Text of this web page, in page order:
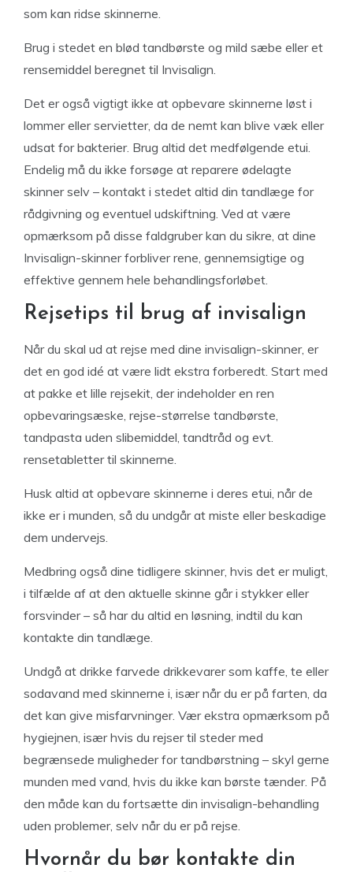
som kan ridse skinnerne.
Brug i stedet en blød tandbørste og mild sæbe eller et
rensemiddel beregnet til Invisalign.
Det er også vigtigt ikke at opbevare skinnerne løst i
lommer eller servietter, da de nemt kan blive væk eller
udsat for bakterier. Brug altid det medfølgende etui.
Endelig må du ikke forsøge at reparere ødelagte
skinner selv – kontakt i stedet altid din tandlæge for
rådgivning og eventuel udskiftning. Ved at være
opmærksom på disse faldgruber kan du sikre, at dine
Invisalign-skinner forbliver rene, gennemsigtige og
effektive gennem hele behandlingsforløbet.
Rejsetips til brug af invisalign
Når du skal ud at rejse med dine invisalign-skinner, er
det en god idé at være lidt ekstra forberedt. Start med
at pakke et lille rejsekit, der indeholder en ren
opbevaringsæske, rejse-størrelse tandbørste,
tandpasta uden slibemiddel, tandtråd og evt.
rensetabletter til skinnerne.
Husk altid at opbevare skinnerne i deres etui, når de
ikke er i munden, så du undgår at miste eller beskadige
dem undervejs.
Medbring også dine tidligere skinner, hvis det er muligt,
i tilfælde af at den aktuelle skinne går i stykker eller
forsvinder – så har du altid en løsning, indtil du kan
kontakte din tandlæge.
Undgå at drikke farvede drikkevarer som kaffe, te eller
sodavand med skinnerne i, især når du er på farten, da
det kan give misfarvninger. Vær ekstra opmærksom på
hygiejnen, især hvis du rejser til steder med
begrænsede muligheder for tandbørstning – skyl gerne
munden med vand, hvis du ikke kan børste tænder. På
den måde kan du fortsætte din invisalign-behandling
uden problemer, selv når du er på rejse.
Hvornår du bør kontakte din